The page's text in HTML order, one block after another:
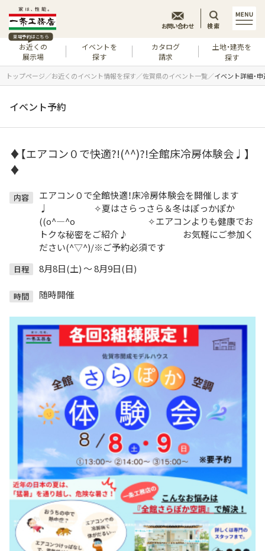
来場予約はこちら
お近くの
展示場
イベントを
探す
カタログ
請求
土地・建売を
探す
お問い合わせ 検索
トップページ お近くのイベント情報を探す 佐賀県のイベント一覧 イベント詳細・
イベント予約
♦【エアコン０で快適?!(^^)?!全館床冷房体験会♩】
♦
内容
エアコン０で全館快適！床冷房体験会を開催します
♩ ✧夏はさらっさら＆冬はぽっかぽか
((o^―^o ✧エアコンよりも健康でお
トクな秘密をご紹介♪ お気軽にご参加く
ださい(^▽^)/※ご予約必須です
日程 8月8日(土) ～ 8月9日(日)
時間 随時開催